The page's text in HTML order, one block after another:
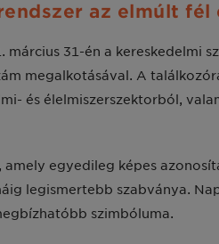
az elmúlt fél
március 31-én a
megalkotásával. A
és élelmiszerszektorból,
amely egyedileg képes
legismertebb szabványa.
szimbóluma.